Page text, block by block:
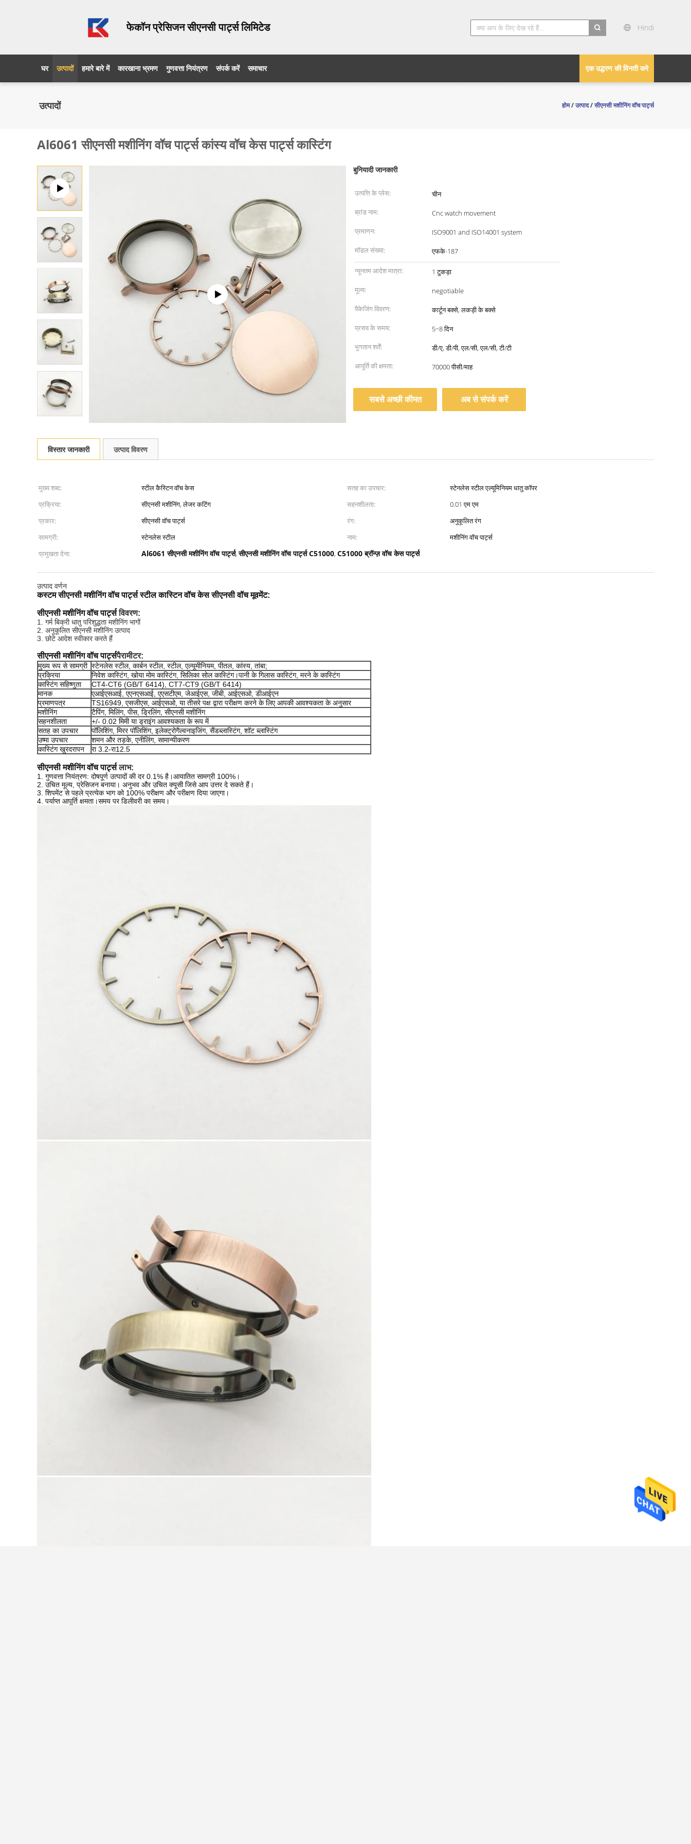
फेकॉन प्रेसिजन सीएनसी पार्ट्स लिमिटेड Hindi
एक उद्धरण की विनती करे
घर उत्पादों हमारे बारे में कारखाना भ्रमण गुणवत्ता नियंत्रण संपर्क करें समाचार
उत्पादों होम/उत्पाद/सीएनसी मशीनिंग वॉच पार्ट्स
Al6061 सीएनसी मशीनिंग वॉच पार्ट्स कांस्य वॉच केस पार्ट्स कास्टिंग
बुनियादी जानकारी
उत्पत्ति के प्लेस:
चीन
ब्रांड नाम:
Cnc watch movement
प्रमाणन:
ISO9001 and ISO14001 system
मॉडल संख्या:
एफके-187
न्यूनतम आदेश मात्रा:
1 टुकड़ा
मूल्य:
negotiable
पैकेजिंग विवरण:
कार्टून बक्से, लकड़ी के बक्से
प्रसव के समय:
5~8 दिन
भुगतान शर्तें:
डी/ए, डी/पी, एल/सी, एल/सी, टी/टी
आपूर्ति की क्षमता:
70000 पीसी/माह
सबसे अच्छी कीमत अब से संपर्क करें
विस्तार जानकारी उत्पाद विवरण
मुख्य शब्द: स्टील कैस्टिन वॉच केस सतह का उपचार:
स्टेनलेस स्टील एल्यूमिनियम धातु कॉपर
प्रक्रिया:
सीएनसी मशीनिंग, लेजर कटिंग सहनशीलता:
0.01 एम एम
प्रकार:
सीएनसी वॉच पार्ट्स रंग:
अनुकूलित रंग
सामग्री:
स्टेनलेस स्टील नाम:
मशीनिंग वॉच पार्ट्स
प्रमुखता देना:
Al6061 सीएनसी मशीनिंग वॉच पार्ट्स,सीएनसी मशीनिंग वॉच पार्ट्स C51000, C51000 ब्रॉन्ज़ वॉच केस पार्ट्स
उत्पाद वर्णन
कस्टम सीएनसी मशीनिंग वॉच पार्ट्स स्टील कास्टिन वॉच केस सीएनसी वॉच मूवमेंट:
सीएनसी मशीनिंग वॉच पार्ट्स विवरण:
1. गर्म बिक्री धातु परिशुद्धता मशीनिंग भागों
2. अनुकूलित सीएनसी मशीनिंग उत्पाद
3. छोटे आदेश स्वीकार करते हैं
सीएनसी मशीनिंग वॉच पार्ट्सपैरामीटर:
मुख्य रूप से सामग्री स्टेनलेस स्टील, कार्बन स्टील, स्टील, एल्यूमीनियम, पीतल, कांस्य, तांबा;
प्रक्रिया
निवेश कास्टिंग, खोया मोम कास्टिंग, सिलिका सोल कास्टिंग।पानी के गिलास कास्टिंग, मरने के कास्टिंग
कास्टिंग सहिष्णुता
CT4-CT6 (GB/T 6414), CT7-CT9 (GB/T 6414)
मानक
एआईएसआई, एएनएसआई, एएसटीएम, जेआईएस, जीबी, आईएसओ, डीआईएन
प्रमाणपत्र
TS16949, एसजीएस, आईएसओ, या तीसरे पक्ष द्वारा परीक्षण करने के लिए आपकी आवश्यकता के अनुसार
मशीनिंग
टैपिंग, मिलिंग, पीस, ड्रिलिंग, सीएनसी मशीनिंग
सहनशीलता
+/- 0.02 मिमी या ड्राइंग आवश्यकता के रूप में
सतह का उपचार
पॉलिशिंग, मिरर पॉलिशिंग, इलेक्ट्रोगैल्वनाइजिंग, सैंडब्लास्टिंग, शॉट ब्लास्टिंग
उष्मा उपचार
शमन और तड़के, एनीलिंग, सामान्यीकरण
कास्टिंग खुरदरापन
रा 3.2-रा12.5
सीएनसी मशीनिंग वॉच पार्ट्स लाभ:
1. गुणवत्ता नियंत्रण: दोषपूर्ण उत्पादों की दर 0.1% है।आयातित सामग्री 100%।
2. उचित मूल्य, प्रेसिजन बनाया। अनुभव और उचित क्यूसी जिसे आप उत्तर दे सकते हैं।
3. शिपमेंट से पहले प्रत्येक भाग को 100% परीक्षण और परीक्षण दिया जाएगा।
4. पर्याप्त आपूर्ति क्षमता।समय पर डिलीवरी का समय।